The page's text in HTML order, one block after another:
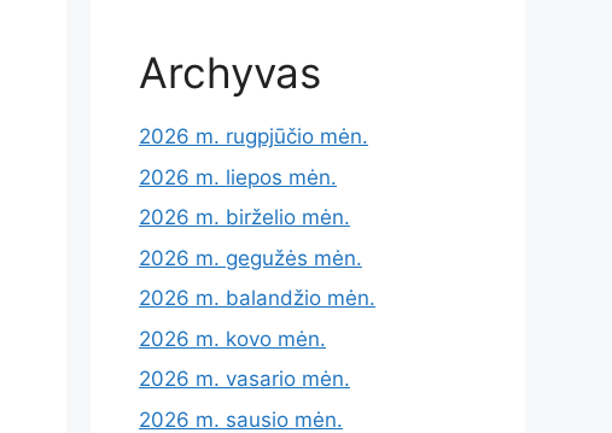
Archyvas
2026 m. rugpjūčio mėn.
2026 m. liepos mėn.
2026 m. birželio mėn.
2026 m. gegužės mėn.
2026 m. balandžio mėn.
2026 m. kovo mėn.
2026 m. vasario mėn.
2026 m. sausio mėn.